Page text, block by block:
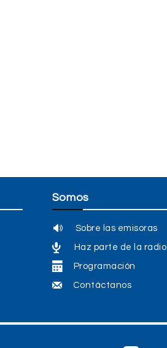
Somos
Sobre las emisoras
Haz parte de la radio
Programación
Contáctanos